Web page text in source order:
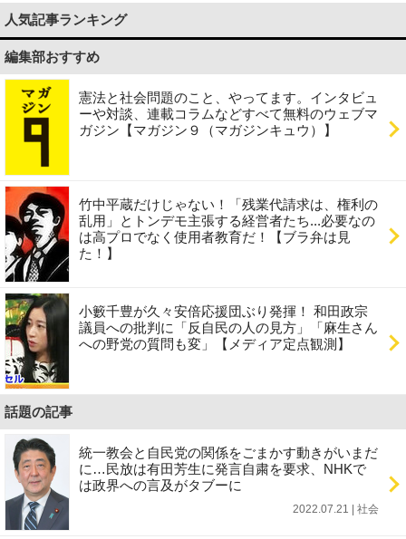
人気記事ランキング
編集部おすすめ
憲法と社会問題のこと、やってます。インタビュ
ーや対談、連載コラムなどすべて無料のウェブマ
ガジン【マガジン９（マガジンキュウ）】
竹中平蔵だけじゃない！「残業代請求は、権利の
乱用」とトンデモ主張する経営者たち...必要なの
は高プロでなく使用者教育だ！【ブラ弁は見
た！】
小籔千豊が久々安倍応援団ぶり発揮！ 和田政宗
議員への批判に「反自民の人の見方」「麻生さん
への野党の質問も変」【メディア定点観測】
話題の記事
統一教会と自民党の関係をごまかす動きがいまだ
に…民放は有田芳生に発言自粛を要求、NHKで
は政界への言及がタブーに
2022.07.21 | 社会